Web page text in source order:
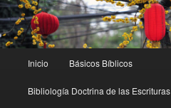
principal
Inicio Básicos Bíblicos
Bibliología Doctrina de las Escrituras